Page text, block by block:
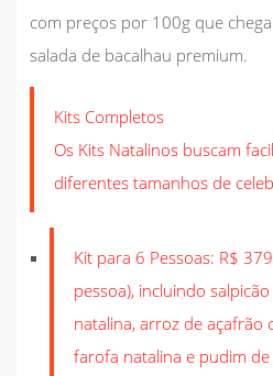
com preços por 100g que
salada de bacalhau premium.
Kits Completos
Os Kits Natalinos buscam
diferentes tamanhos de
Kit para 6 Pessoas: R$
pessoa), incluindo
natalina, arroz de açafrão
farofa natalina e pudim de